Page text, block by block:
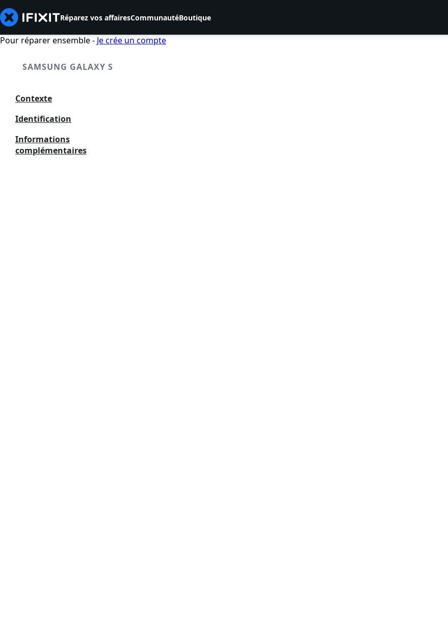
Réparez vos affairesCommunautéBoutique
Pour réparer ensemble - Je crée un compte
SAMSUNG GALAXY S
Contexte
Identification
Informations
complémentaires